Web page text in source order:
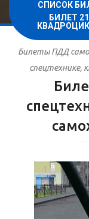
СПИСОК
БИЛЕТ
Билеты ПДД
спецтехнике,